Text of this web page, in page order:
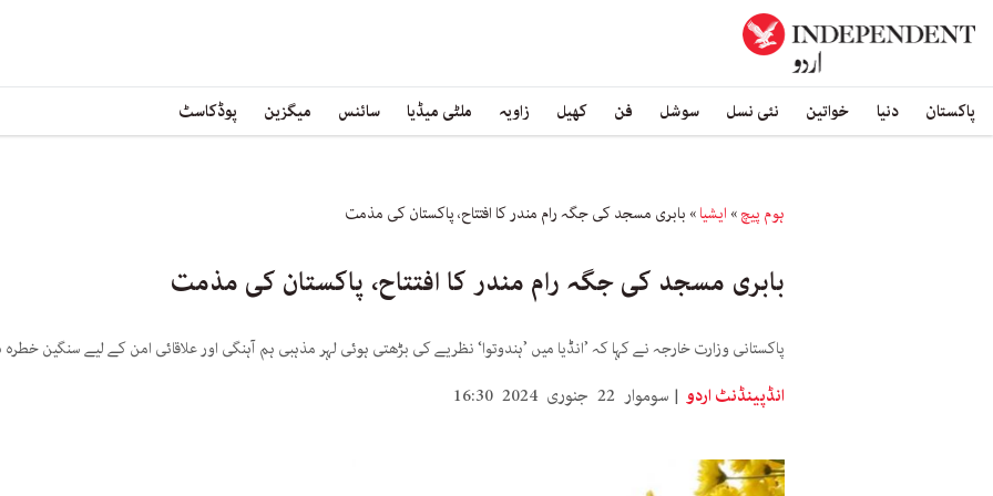
پاکستان دنیا خواتین نئی نسل سوشل فن کھیل زاویہ ملٹی میڈیا سائنس میگزین پوڈکاسٹ
ہوم پیچ» ایشیا» بابری مسجد کی جگہ رام مندر کا افتتاح، پاکستان کی مذمت
بابری مسجد کی جگہ رام مندر کا افتتاح، پاکستان کی مذمت
پاکستانی وزارت خارجہ نے کہا کہ ’انڈیا میں ’ہندوتوا‘ نظریے کی بڑھتی ہوئی لہر مذہبی ہم آہنگی اور علاقائی امن کے لیے سنگین خطرہ
انڈپینڈنٹ اردو سوموار 22 جنوری 2024 16:30